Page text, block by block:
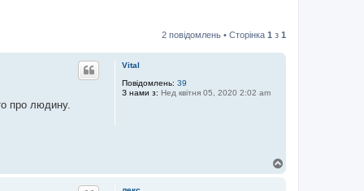
2 повідомлень • Сторінка 1 з 1
Vital
Повідомлень: 39
З нами з: Нед квітня 05, 2020 2:02 am
про людину.